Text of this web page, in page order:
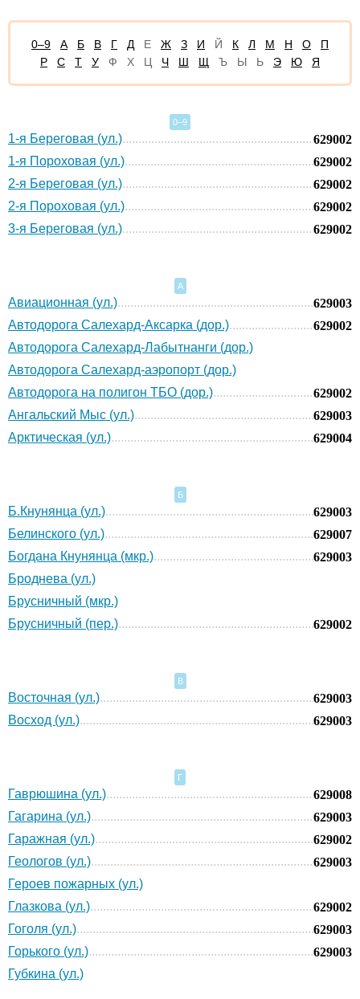
0–9 А Б В Г Д Е Ж З И Й К Л М Н О
П
Р
С Т У Ф Х Ц Ч Ш Щ Ъ Ы Ь Э Ю Я
0–9
1-я Береговая (ул.)
629002
1-я Пороховая (ул.)
629002
2-я Береговая (ул.)
629002
2-я Пороховая (ул.)
629002
3-я Береговая (ул.)
629002
А
Авиационная (ул.)
629003
Автодорога Салехард-Аксарка (дор.)
629002
Автодорога Салехард-Лабытнанги (дор.)
Автодорога Салехард-аэропорт (дор.)
Автодорога на полигон ТБО (дор.)
629002
Ангальский Мыс (ул.)
629003
Арктическая (ул.)
629004
Б
Б.Кнунянца (ул.)
629003
Белинского (ул.)
629007
Богдана Кнунянца (мкр.)
629003
Броднева (ул.)
Брусничный (мкр.)
Брусничный (пер.)
629002
В
Восточная (ул.)
629003
Восход (ул.)
629003
Г
Гаврюшина (ул.)
629008
Гагарина (ул.)
629003
Гаражная (ул.)
629002
Геологов (ул.)
629003
Героев пожарных (ул.)
Глазкова (ул.)
629002
Гоголя (ул.)
629003
Горького (ул.)
629003
Губкина (ул.)